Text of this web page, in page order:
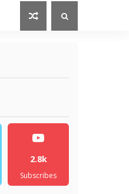
2.8k
Subscribes